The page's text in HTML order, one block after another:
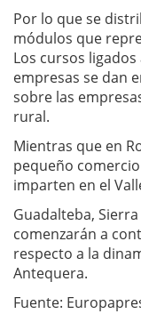
Por lo que se
módulos que
Los cursos
empresas se dan
sobre las
rural.
Mientras que en
pequeño
imparten en el
Guadalteba,
comenzarán a
respecto a la
Antequera.
Fuente: